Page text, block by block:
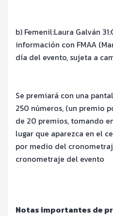
b) Femenil:Laura Galván
información con FMAA
día del evento, sujeta a
Se premiará con una
250 números, (un premio
de 20 premios, tomando
lugar que aparezca en el
por medio del
cronometraje del evento
Notas importantes de